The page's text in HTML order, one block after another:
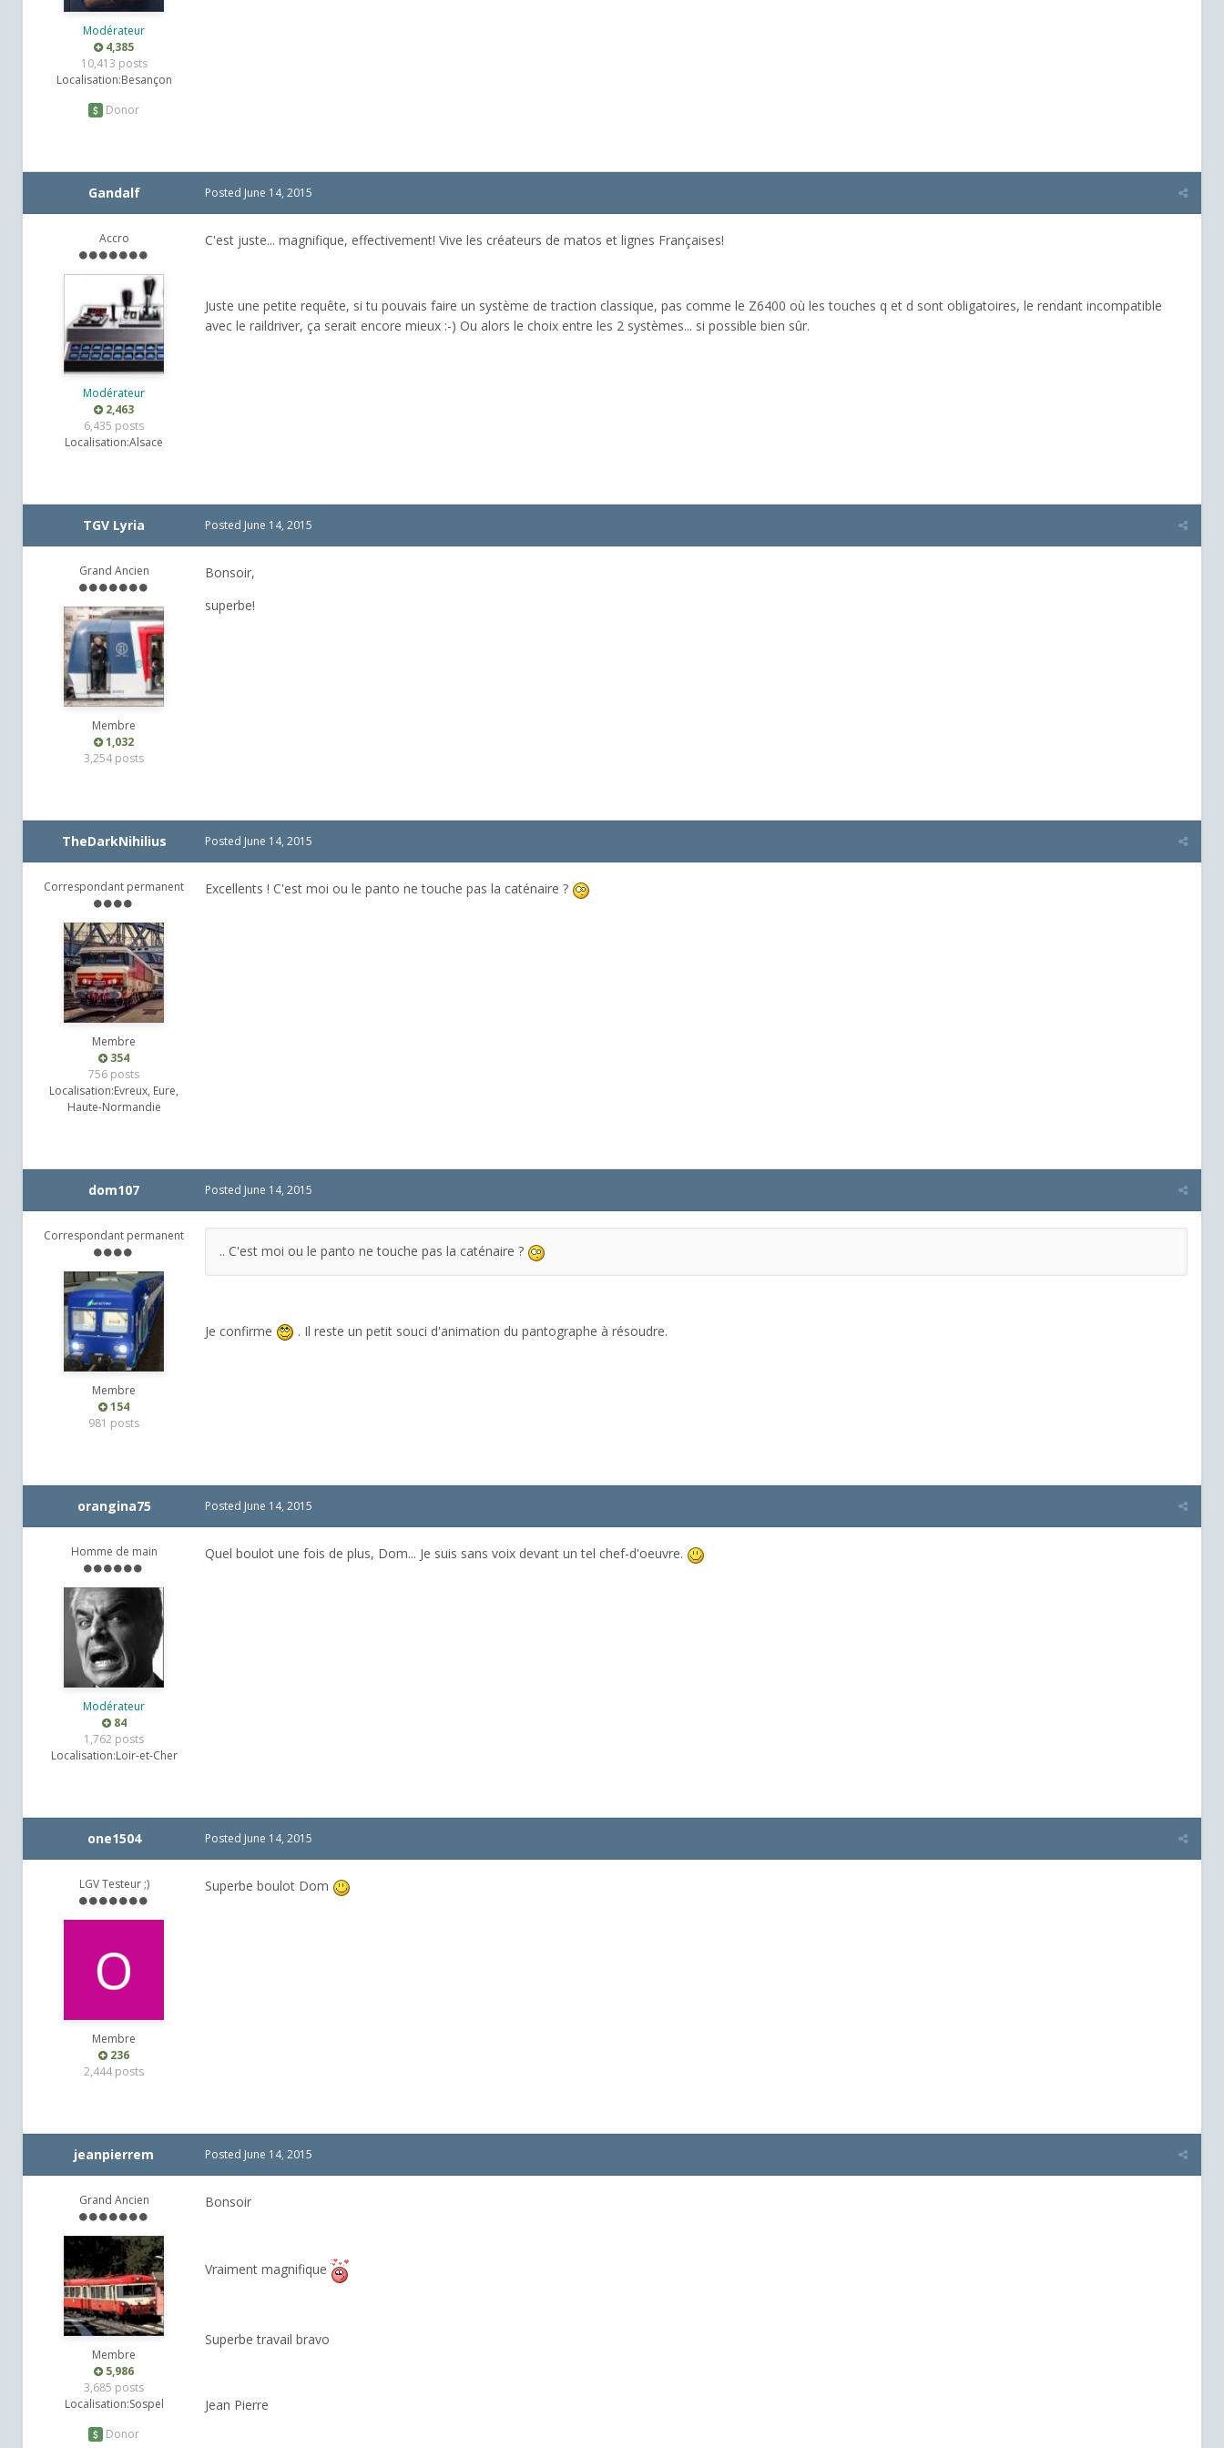
Modérateur
4,385
10,413 posts
Localisation:Besançon
Donor
Gandalf
Accro
Modérateur
2,463
6,435 posts
Localisation:Alsace
Posted June 14, 2015
C'est juste... magnifique, effectivement! Vive les créateurs de matos et lignes Françaises!
Juste une petite requête, si tu pouvais faire un système de traction classique, pas comme le Z6400 où les touches q et d sont obligatoires, le rendant incompatible
avec le raildriver, ça serait encore mieux :-) Ou alors le choix entre les 2 systèmes... si possible bien sûr.
TGV Lyria
Grand Ancien
Membre
1,032
3,254 posts
Posted June 14, 2015
Bonsoir,
superbe!
TheDarkNihilius
Correspondant permanent
Membre
354
756 posts
Localisation:Evreux, Eure,
Haute-Normandie
Posted June 14, 2015
Excellents ! C'est moi ou le panto ne touche pas la caténaire ?
dom107
Correspondant permanent
Membre
154
981 posts
Posted June 14, 2015
.. C'est moi ou le panto ne touche pas la caténaire ?
Je confirme . Il reste un petit souci d'animation du pantographe à résoudre.
orangina75
Homme de main
Modérateur
84
1,762 posts
Localisation:Loir-et-Cher
Posted June 14, 2015
Quel boulot une fois de plus, Dom... Je suis sans voix devant un tel chef-d'oeuvre.
one1504
LGV Testeur ;)
Membre
236
2,444 posts
Posted June 14, 2015
Superbe boulot Dom
jeanpierrem
Grand Ancien
Membre
5,986
3,685 posts
Localisation:Sospel
Donor
Posted June 14, 2015
Bonsoir
Vraiment magnifique
Superbe travail bravo
Jean Pierre